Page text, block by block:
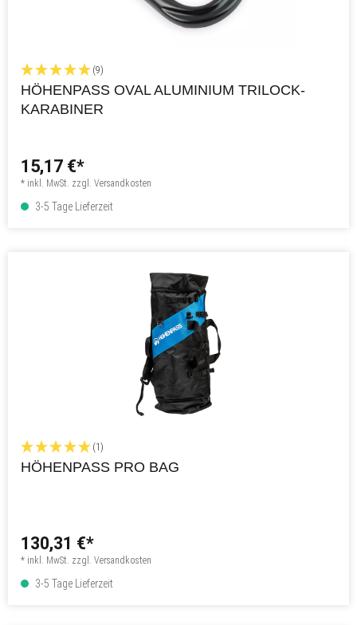
(9)
HÖHENPASS OVAL ALUMINIUM TRILOCK-
KARABINER
15,17 €*
* inkl. MwSt. zzgl. Versandkosten
3-5 Tage Lieferzeit
(1)
HÖHENPASS PRO BAG
130,31 €*
* inkl. MwSt. zzgl. Versandkosten
3-5 Tage Lieferzeit